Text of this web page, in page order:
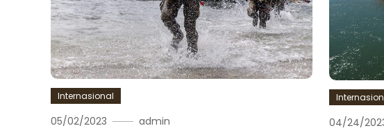
Internasional
05/02/2023 admin 04/24/